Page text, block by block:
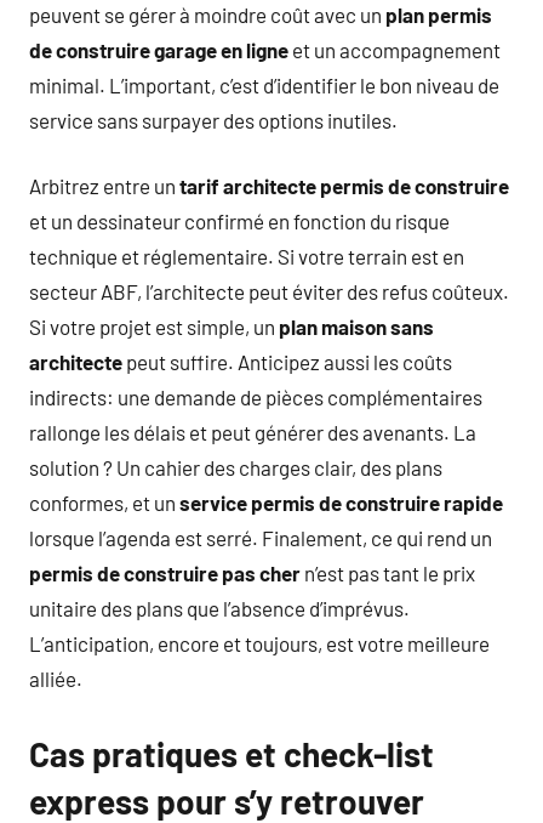
peuvent se gérer à moindre coût avec un plan permis
de construire garage en ligne et un accompagnement
minimal. L’important, c’est d’identifier le bon niveau de
service sans surpayer des options inutiles.
Arbitrez entre un tarif architecte permis de construire
et un dessinateur confirmé en fonction du risque
technique et réglementaire. Si votre terrain est en
secteur ABF, l’architecte peut éviter des refus coûteux.
Si votre projet est simple, un plan maison sans
architecte peut suffire. Anticipez aussi les coûts
indirects: une demande de pièces complémentaires
rallonge les délais et peut générer des avenants. La
solution ? Un cahier des charges clair, des plans
conformes, et un service permis de construire rapide
lorsque l’agenda est serré. Finalement, ce qui rend un
permis de construire pas cher n’est pas tant le prix
unitaire des plans que l’absence d’imprévus.
L’anticipation, encore et toujours, est votre meilleure
alliée.
Cas pratiques et check-list
express pour s’y retrouver